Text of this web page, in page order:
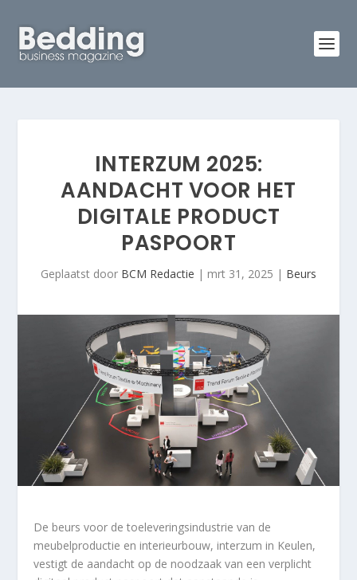
INTERZUM 2025:
AANDACHT VOOR HET
DIGITALE PRODUCT
PASPOORT
Geplaatst door BCM Redactie | mrt 31, 2025 | Beurs
De beurs voor de toeleveringsindustrie van de
meubelproductie en interieurbouw, interzum in Keulen,
vestigt de aandacht op de noodzaak van een verplicht